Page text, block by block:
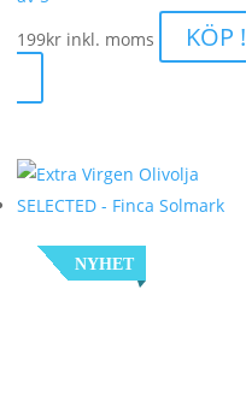
199kr inkl. moms KÖP !
NYHET